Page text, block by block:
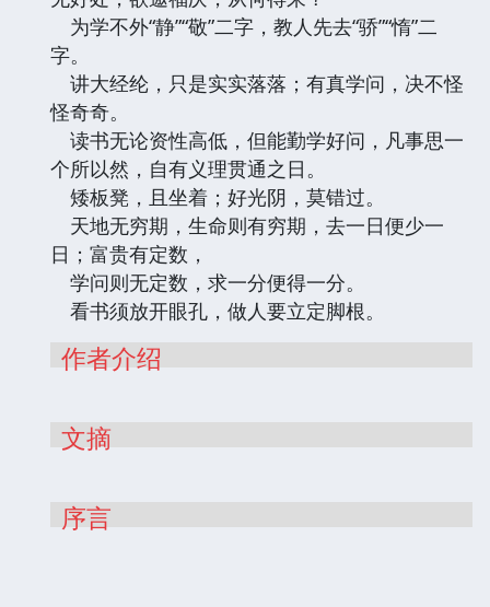
为学不外“静”“敬”二字，教人先去“骄”“惰”二
字。
讲大经纶，只是实实落落；有真学问，决不怪
怪奇奇。
读书无论资性高低，但能勤学好问，凡事思一
个所以然，自有义理贯通之日。
矮板凳，且坐着；好光阴，莫错过。
天地无穷期，生命则有穷期，去一日便少一
日；富贵有定数，
学问则无定数，求一分便得一分。
看书须放开眼孔，做人要立定脚根。
作者介绍
文摘
序言